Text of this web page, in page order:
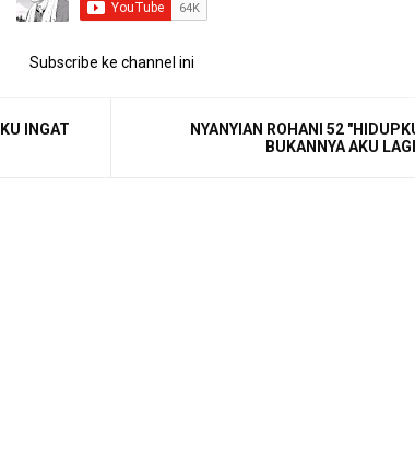
Subscribe ke channel ini
INGAT
NYANYIAN ROHANI 52
BUKANNYA AKU